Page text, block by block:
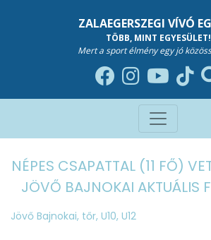
ZALAEGERSZEGI VÍVÓ
TÖBB, MINT EGYESÜLET!
Mert a sport élmény egy jó
NÉPES CSAPATTAL (11 FŐ)
JÖVŐ BAJNOKAI AKTUÁLIS
Jövő Bajnokai, tőr, U10, U12